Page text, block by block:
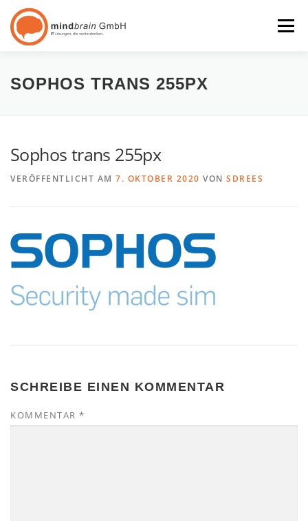
Inhalt
springen
Menü
START LEISTUNG KUNDEN
SOPHOS TRANS 255PX
Sophos trans 255px
VERÖFFENTLICHT AM 7. OKTOBER 2020 VON SDREES
SCHREIBE EINEN KOMMENTAR
KOMMENTAR *